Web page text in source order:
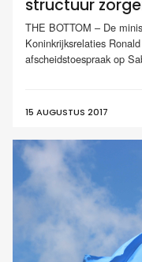
structuur
THE BOTTOM – De
Koninkrijksrelaties
afscheidstoespraak op
15 AUGUSTUS 2017